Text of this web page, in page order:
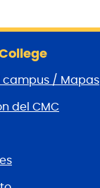
/ Mapas
del CMC